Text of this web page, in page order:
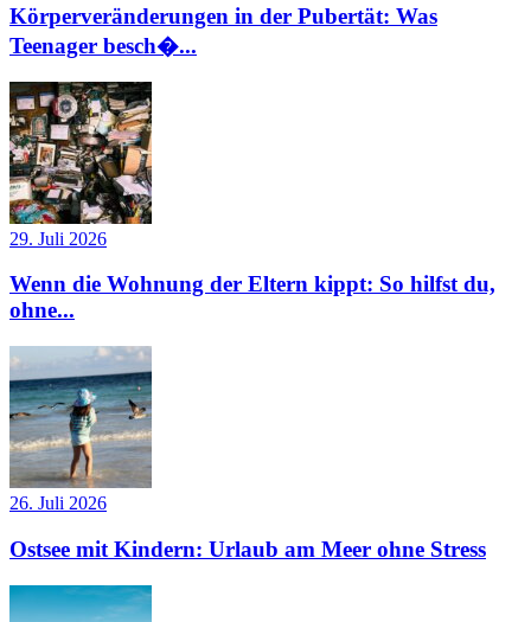
Körperveränderungen in der Pubertät: Was
Teenager besch�...
29. Juli 2026
Wenn die Wohnung der Eltern kippt: So hilfst du,
ohne...
26. Juli 2026
Ostsee mit Kindern: Urlaub am Meer ohne Stress